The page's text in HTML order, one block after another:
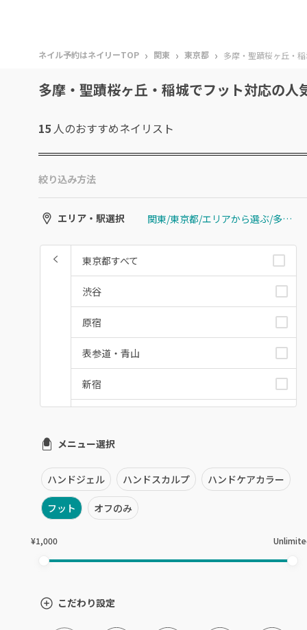
ネイル予約はネイリーTOP › 関東 › 東京都 › 多摩・聖蹟桜ヶ丘・
多摩・聖蹟桜ヶ丘・稲城でフット対応の人
15 人のおすすめネイリスト
絞り込み方法
エリア・駅選択 関東/東京都/エリアから選ぶ/多摩・聖蹟桜ヶ丘・稲城
東京都すべて
渋谷
原宿
表参道・青山
新宿
銀座・新橋・有楽町
恵比寿・代官山・中目黒
自由が丘・学芸大学
下北沢・代々木上原
メニュー選択
ハンドジェル ハンドスカルプ ハンドケアカラー
フット オフのみ
¥1,000
こだわり設定